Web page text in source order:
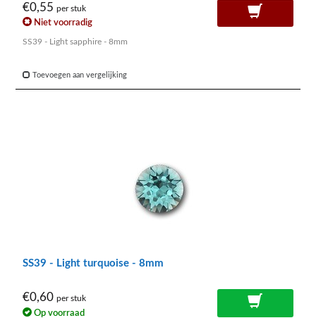
€0,55 per stuk
Niet voorradig
SS39 - Light sapphire - 8mm
Toevoegen aan vergelijking
SS39 - Light turquoise - 8mm
€0,60 per stuk
Op voorraad